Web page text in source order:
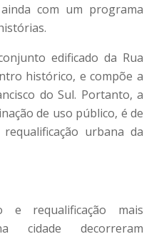
com um programa
edificado da Rua
histórico, e compõe a
do Sul. Portanto, a
de uso público, é de
urbana da
e requalificação mais
cidade decorreram